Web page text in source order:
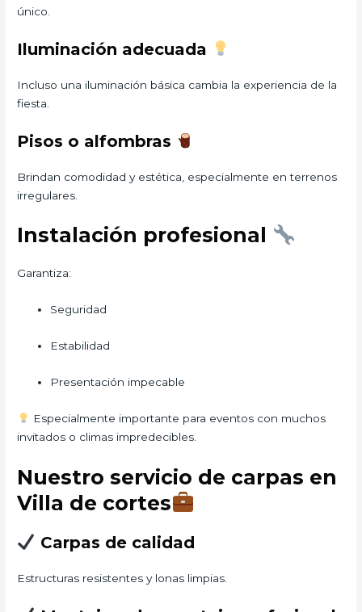
único.
Iluminación adecuada
Incluso una iluminación básica cambia la experiencia de la
fiesta.
Pisos o alfombras
Brindan comodidad y estética, especialmente en terrenos
irregulares.
Instalación profesional
Garantiza:
Seguridad
Estabilidad
Presentación impecable
Especialmente importante para eventos con muchos
invitados o climas impredecibles.
Nuestro servicio de carpas en
Villa de cortes
Carpas de calidad
Estructuras resistentes y lonas limpias.